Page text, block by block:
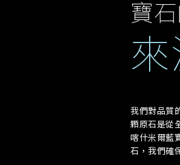
寶
我們對品質
顆原石是從
喀什米爾藍
石，我們確